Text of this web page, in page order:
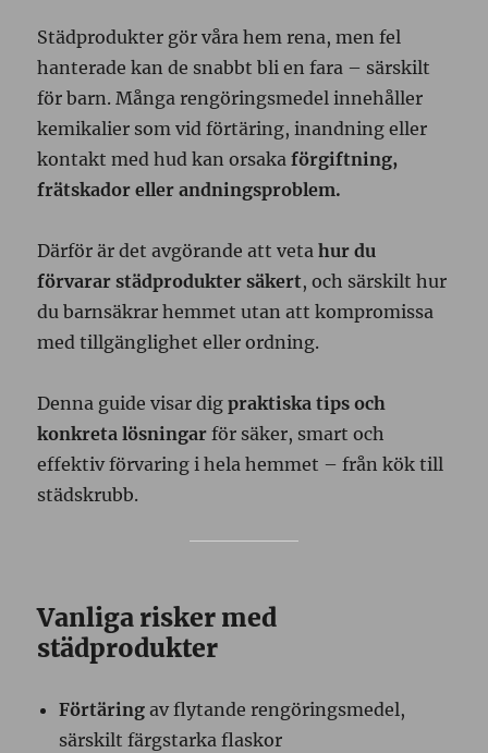
Städprodukter gör våra hem rena, men fel
hanterade kan de snabbt bli en fara – särskilt
för barn. Många rengöringsmedel innehåller
kemikalier som vid förtäring, inandning eller
kontakt med hud kan orsakaförgiftning,
frätskador eller andningsproblem.
Därför är det avgörande att vetahur du
förvarar städprodukter säkert, och särskilt hur
du barnsäkrar hemmet utan att kompromissa
med tillgänglighet eller ordning.
Denna guide visar digpraktiska tips och
konkreta lösningar för säker, smart och
effektiv förvaring i hela hemmet – från kök till
städskrubb.
Vanliga risker med
städprodukter
Förtäring av flytande rengöringsmedel,
särskilt färgstarka flaskor